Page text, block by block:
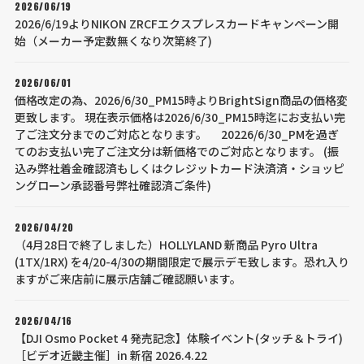
2026/06/19
2026/6/19よりNIKON ZRCFエクスプレスカードキャンペーン開
始（メーカー予定数無くなり次第終了)
2026/06/01
価格改定の為、2026/6/30_PM15時よりBrightSign商品の価格変
更致します。 現在表示価格は2026/6/30_PM15時迄にお支払い完
了ご注文分までのご対応となります。 20226/6/30_PMを過ぎ
てのお支払い完了ご注文分は新価格でのご対応となります。 (振
込み弊社着金確認済もしくはクレジットカード決済済・ショッピ
ングローン承認番号弊社確認済ご条件)
2026/04/20
（4月28日で終了しました）HOLLYLAND 新商品 Pyro Ultra
(1TX/1RX) を4/20-4/30の期間限定で展示デモ致します。恐れ入り
ますがご来店前に展示店舗ご確認願います。
2026/04/16
【DJI Osmo Pocket 4 発売記念】体験イベント(タッチ＆トライ)
［ビデオ近畿主催］in 新宿 2026.4.22